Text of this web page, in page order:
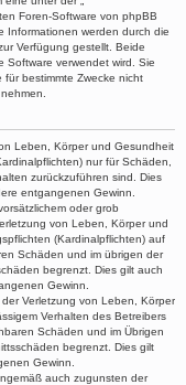
Foren-Software von phpBB
Informationen werden durch die
Verfügung gestellt. Beide
Software verwendet wird. Sie
bestimmte Zwecke nicht
Leben, Körper und Gesundheit
nur für Schäden,
zurückzuführen sind. Dies
entgangenen Gewinn.
oder grob
von Leben, Körper und
(Kardinalpflichten) auf
Schäden und im übrigen der
begrenzt. Dies gilt auch
Gewinn.
Verletzung von Leben, Körper
Verhalten des Betreibers
Schäden und im Übrigen
begrenzt. Dies gilt
Gewinn.
auch zugunsten der